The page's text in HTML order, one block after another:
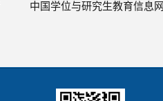
中国学位与研究生教育信息网